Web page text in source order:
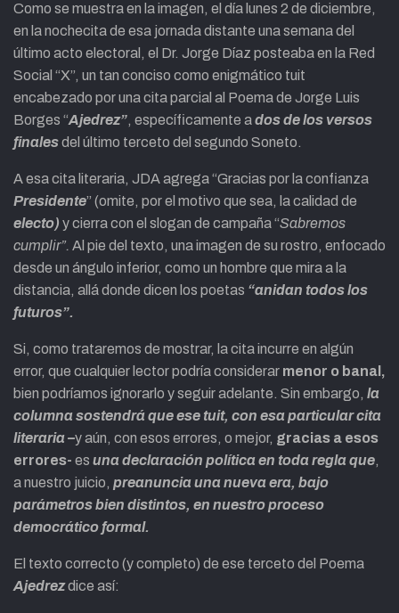
Como se muestra en la imagen, el día lunes 2 de diciembre,
en la nochecita de esa jornada distante una semana del
último acto electoral, el Dr. Jorge Díaz posteaba en la Red
Social “X”, un tan conciso como enigmático tuit
encabezado por una cita parcial al Poema de Jorge Luis
Borges “Ajedrez”, específicamente ados de los versos
finalesdel último terceto del segundo Soneto.
A esa cita literaria, JDA agrega “Gracias por la confianza
Presidente” (omite, por el motivo que sea, la calidad de
electo) y cierra con el slogan de campaña “Sabremos
cumplir”. Al pie del texto, una imagen de su rostro, enfocado
desde un ángulo inferior, como un hombre que mira a la
distancia, allá donde dicen los poetas “anidan todos los
futuros”.
Si, como trataremos de mostrar, la cita incurre en algún
error, que cualquier lector podría considerar menor o banal,
bien podríamos ignorarlo y seguir adelante. Sin embargo, la
columna sostendrá que ese tuit, con esa particular cita
literaria –y aún, con esos errores, o mejor, gracias a esos
errores- es una declaración política en toda regla que,
a nuestro juicio, preanuncia una nueva era, bajo
parámetros bien distintos, en nuestro proceso
democrático formal.
El texto correcto (y completo) de ese terceto del Poema
Ajedrezdice así: